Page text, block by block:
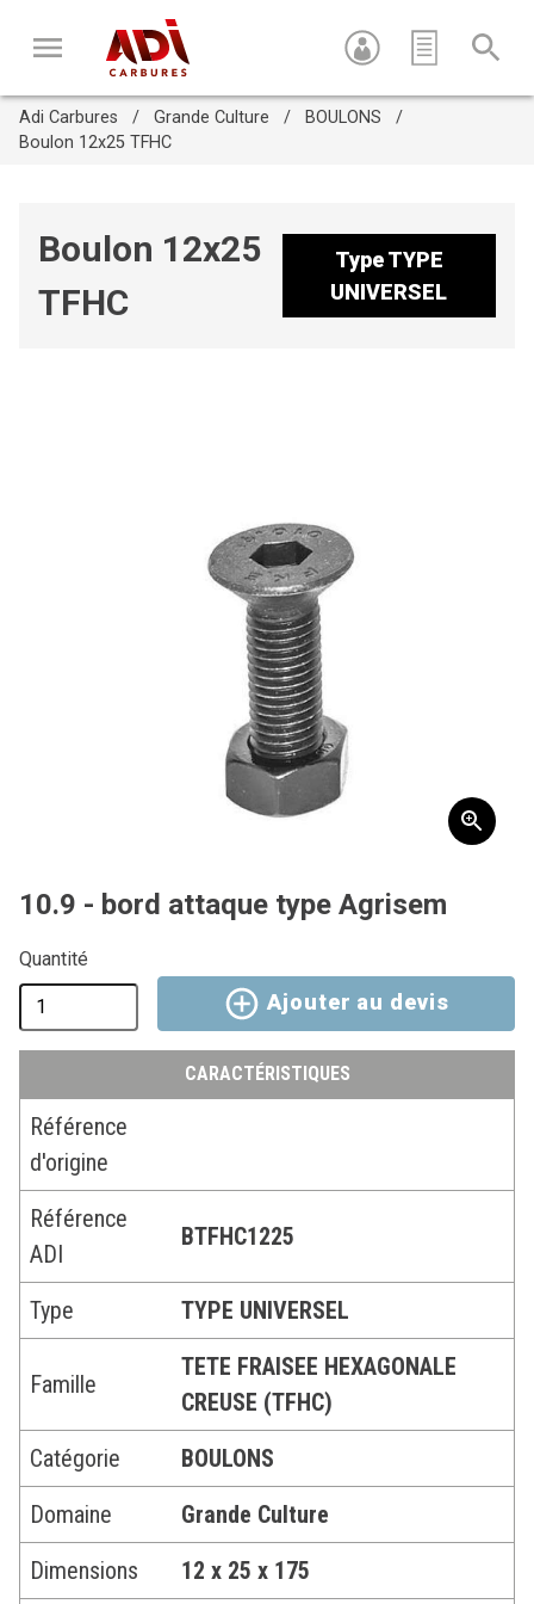
Adi Carbures Grande Culture
BOULONS
Boulon 12x25 TFHC
Boulon 12x25
TFHC
TypeTYPE
UNIVERSEL
10.9 - bord attaque type Agrisem
Quantité
Ajouter au devis
CARACTÉRISTIQUES
Référence
d'origine
Référence
ADI
BTFHC1225
Type TYPE UNIVERSEL
Famille
TETE FRAISEE HEXAGONALE
CREUSE (TFHC)
Catégorie
BOULONS
Domaine
Grande Culture
Dimensions
12 x 25 x 175
Appuyez sur Entrée pour recherche ou sur ESC pour fermer